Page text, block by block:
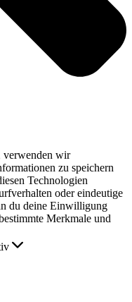
verwenden wir
zu speichern
Technologien
oder eindeutige
du deine Einwilligung
Merkmale und